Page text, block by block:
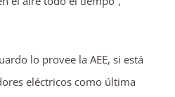
lo provee la AEE, si está
eléctricos como última